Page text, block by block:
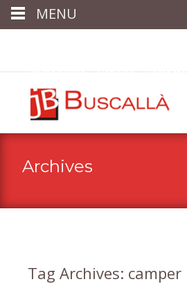
Immobiliària Notícies Contacta
Archives
Tag Archives: camper
MENU